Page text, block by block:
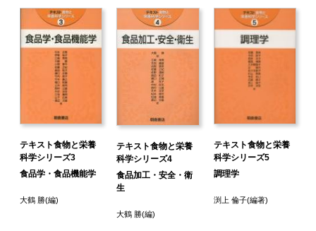
テキスト食物と栄養
科学シリーズ3
食品学・食品機能学
大鶴 勝(編)
テキスト食物と栄養
科学シリーズ4
食品加工・安全・衛
生
大鶴 勝(編)
テキスト食物と栄養
科学シリーズ5
調理学
渕上 倫子(編著)